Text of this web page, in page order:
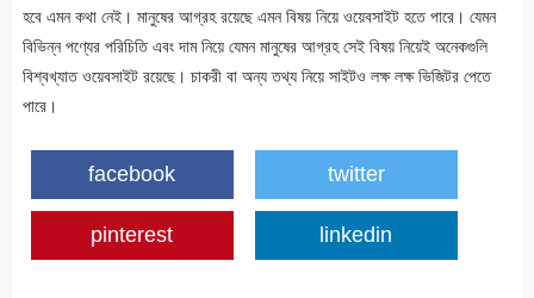
হবে এমন কথা নেই। মানুষের আগ্রহ রয়েছে এমন বিষয় নিয়ে ওয়েবসাইট হতে পারে। যেমন
বিভিন্ন পণ্যের পরিচিতি এবং দাম নিয়ে যেমন মানুষের আগ্রহ সেই বিষয় নিয়েই অনেকগুলি
বিশ্বখ্যাত ওয়েবসাইট রয়েছে। চাকরী বা অন্য তথ্য নিয়ে সাইটও লক্ষ লক্ষ ভিজিটর পেতে
পারে।
facebook twitter
pinterest linkedin